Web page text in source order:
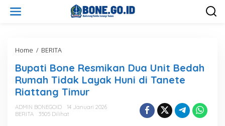
Home / BERITA
p
a
t
o
Bupati Bone Resmikan Dua Unit Bedah
Rumah Tidak Layak Huni di Tanete
Riattang Timur
ADMIN BONEGOID
14 Januari 2026
BERITA
3505 Dilihat